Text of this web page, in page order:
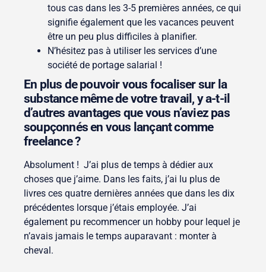
tous cas dans les 3-5 premières années, ce qui
signifie également que les vacances peuvent
être un peu plus difficiles à planifier.
N’hésitez pas à utiliser les services d’une
société de portage salarial !
En plus de pouvoir vous focaliser sur la
substance même de votre travail, y a-t-il
d’autres avantages que vous n’aviez pas
soupçonnés en vous lançant comme
freelance ?
Absolument ! J’ai plus de temps à dédier aux
choses que j’aime. Dans les faits, j’ai lu plus de
livres ces quatre dernières années que dans les dix
précédentes lorsque j’étais employée. J’ai
également pu recommencer un hobby pour lequel je
n’avais jamais le temps auparavant : monter à
cheval.